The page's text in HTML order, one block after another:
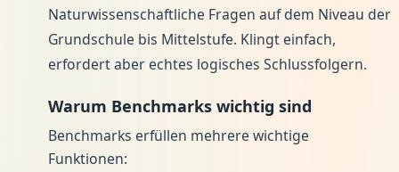
Naturwissenschaftliche Fragen auf dem Niveau der
Grundschule bis Mittelstufe. Klingt einfach,
erfordert aber echtes logisches Schlussfolgern.
Warum Benchmarks wichtig sind
Benchmarks erfüllen mehrere wichtige
Funktionen: